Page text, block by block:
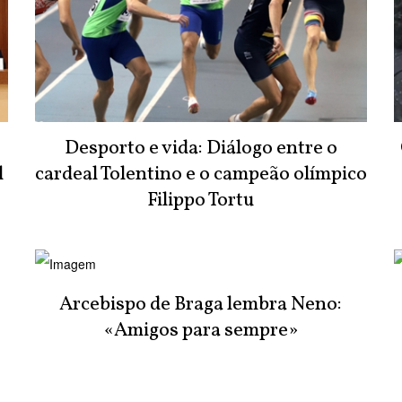
Desporto e vida: Diálogo entre o
cardeal Tolentino e o campeão olímpico
Filippo Tortu
Arcebispo de Braga lembra Neno:
«Amigos para sempre»